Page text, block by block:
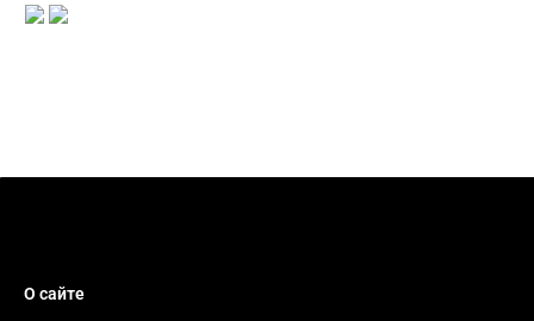
О сайте